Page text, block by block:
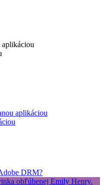
aplikáciou
aplikáciou
DRM?